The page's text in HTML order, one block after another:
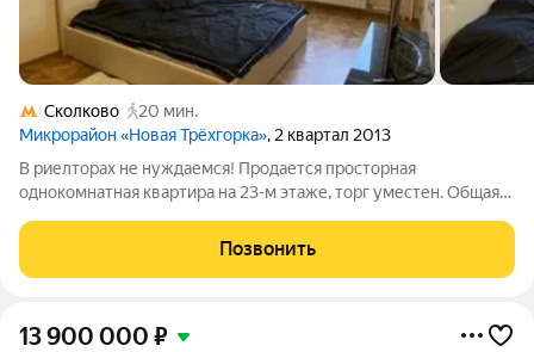
Сколково
20 мин.
Микрорайон «Новая Трёхгорка», 2 квартал 2013
В риелторах не нуждаемся! Продается просторная
однокомнатная квартира на 23-м этаже, торг уместен. Общая
окон открывается красива вид. На этаже тихо, соседи
адекватные. В квартире сделан
Позвонить
13 900 000 ₽